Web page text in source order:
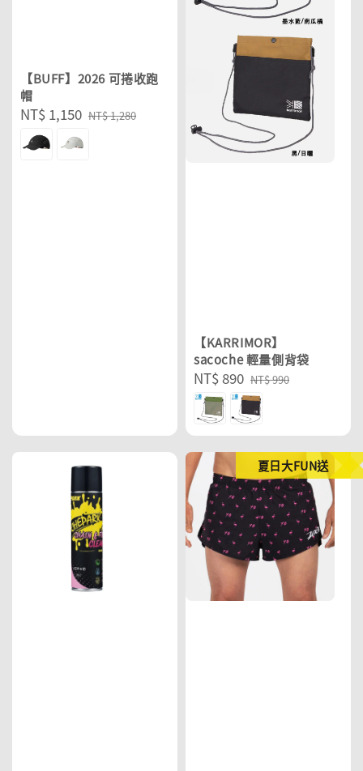
【BUFF】2026 可捲收跑
帽
Sale
price
NT$ 1,150 Regular
NT$ 1,280
【KARRIMOR】
sacoche 輕量側背袋
Sale
price
NT$ 890 Regular
price
NT$ 990
夏日大FUN送